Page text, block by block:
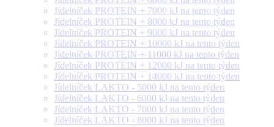
Jídelníček PROTEIN + 7000 kJ na tento týden
Jídelníček PROTEIN + 8000 kJ na tento týden
Jídelníček PROTEIN + 9000 kJ na tento týden
Jídelníček PROTEIN + 10000 kJ na tento týden
Jídelníček PROTEIN + 11000 kJ na tento týden
Jídelníček PROTEIN + 12000 kJ na tento týden
Jídelníček PROTEIN + 14000 kJ na tento týden
Jídelníček LAKTO - 5000 kJ na tento týden
Jídelníček LAKTO - 6000 kJ na tento týden
Jídelníček LAKTO - 7000 kJ na tento týden
Jídelníček LAKTO - 8000 kJ na tento týden